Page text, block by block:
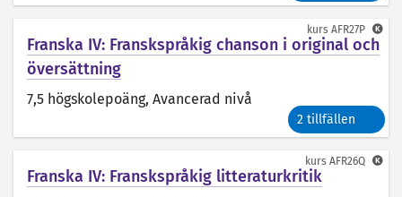
Franska IV: Franskspråkig chanson i original och
översättning
7,5 högskolepoäng, Avancerad nivå
2 tillfällen
kurs AFR27P
Franska IV: Franskspråkig litteraturkritik
kurs AFR26Q